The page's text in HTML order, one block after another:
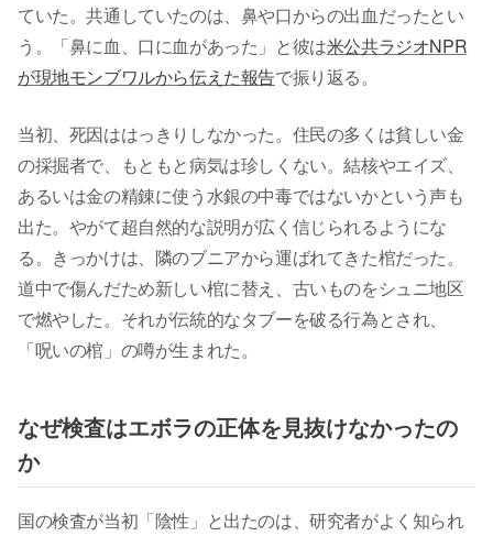
ていた。共通していたのは、鼻や口からの出血だったとい
う。「鼻に血、口に血があった」と彼は米公共ラジオNPR
が現地モンブワルから伝えた報告で振り返る。
当初、死因ははっきりしなかった。住民の多くは貧しい金
の採掘者で、もともと病気は珍しくない。結核やエイズ、
あるいは金の精錬に使う水銀の中毒ではないかという声も
出た。やがて超自然的な説明が広く信じられるようにな
る。きっかけは、隣のブニアから運ばれてきた棺だった。
道中で傷んだため新しい棺に替え、古いものをシュニ地区
で燃やした。それが伝統的なタブーを破る行為とされ、
「呪いの棺」の噂が生まれた。
なぜ検査はエボラの正体を見抜けなかったの
か
国の検査が当初「陰性」と出たのは、研究者がよく知られ